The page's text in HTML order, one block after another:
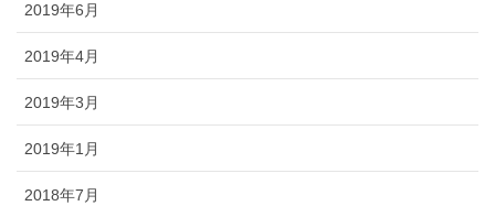
2019年6月
2019年4月
2019年3月
2019年1月
2018年7月